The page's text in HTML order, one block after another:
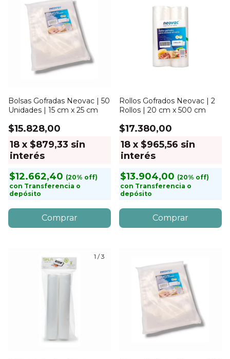
Bolsas Gofradas Neovac | 50
Unidades | 15 cm x 25 cm
$15.828,00
18 x $879,33 sin
interés
$12.662,40
con Transferencia o
depósito
Rollos Gofrados Neovac | 2
Rollos | 20 cm x 500 cm
$17.380,00
18 x $965,56 sin
interés
$13.904,00
con Transferencia o
depósito
1 /3